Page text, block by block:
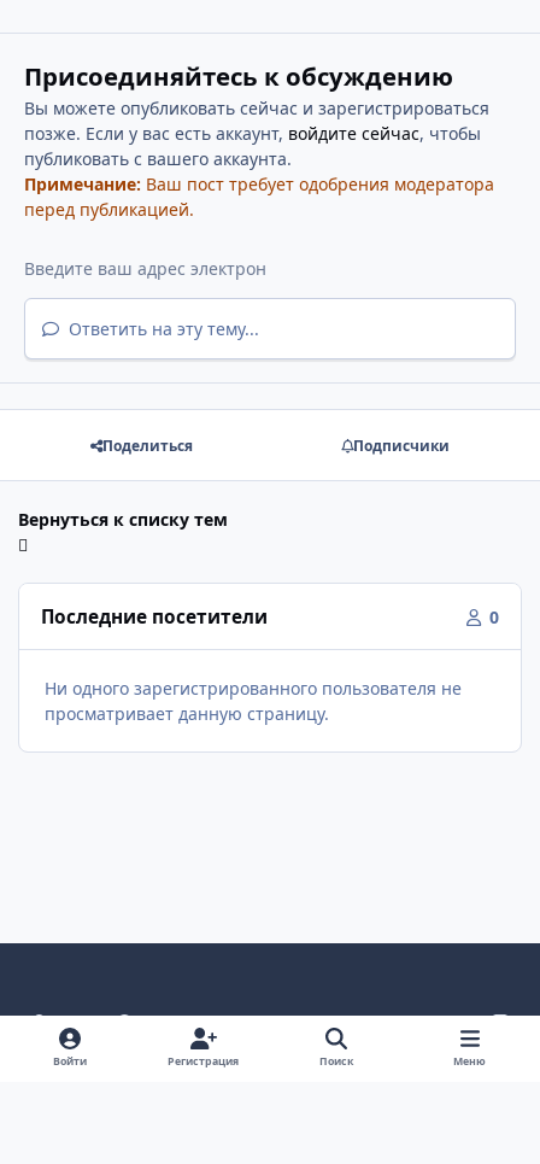
Присоединяйтесь к обсуждению
Вы можете опубликовать сейчас и зарегистрироваться
позже. Если у вас есть аккаунт, войдите сейчас, чтобы
публиковать с вашего аккаунта.
Примечание: Ваш пост требует одобрения модератора
перед публикацией.
Ответить на эту тему...
Поделиться Подписчики
Вернуться к списку тем
Последние посетители 0
Ни одного зарегистрированного пользователя не
просматривает данную страницу.
Светлый режим
Темный режим
Как в системе
v
k
Политика конфиденциальности
Войти Регистрация Поиск Меню